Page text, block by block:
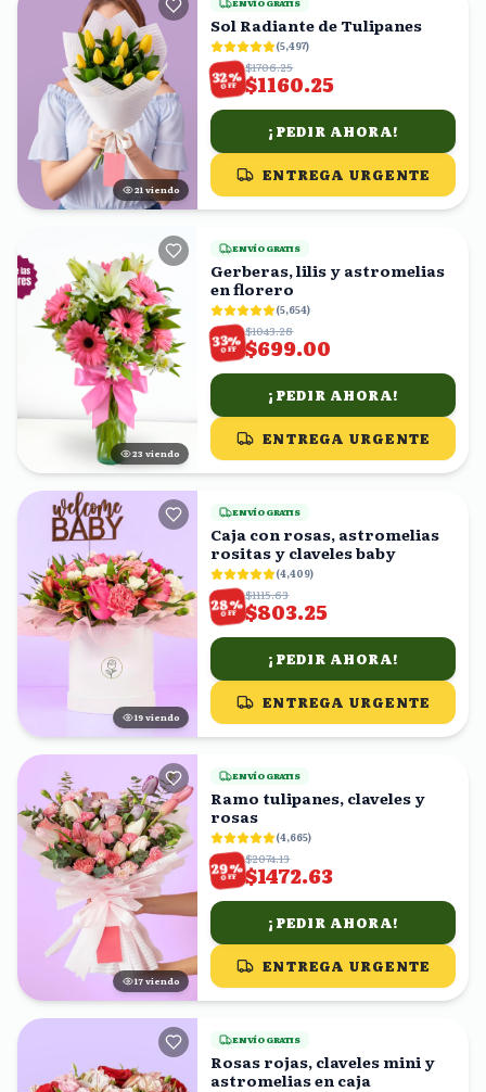
22 viendo
ENVÍO GRATIS
Sol Radiante de Tulipanes
(5,497)
32%
OFF
$1706.25
$1160.25
¡PEDIR AHORA!
ENTREGA URGENTE
22 viendo
ENVÍO GRATIS
Gerberas, lilis y astromelias
en florero
(5,654)
33%
OFF
$1043.28
$699.00
¡PEDIR AHORA!
ENTREGA URGENTE
20 viendo
ENVÍO GRATIS
Caja con rosas, astromelias
rositas y claveles baby
(4,409)
28%
OFF
$1115.63
$803.25
¡PEDIR AHORA!
ENTREGA URGENTE
16viendo
ENVÍO GRATIS
Ramo tulipanes, claveles y
rosas
(4,665)
29%
OFF
$2074.13
$1472.63
¡PEDIR AHORA!
ENTREGA URGENTE
ENVÍO GRATIS
Rosas rojas, claveles mini y
astromelias en caja